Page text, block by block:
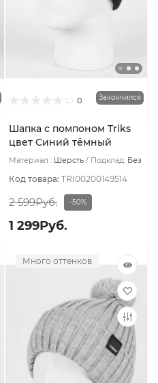
0 Закончился
Шапка с помпоном Triks
цвет Синий тёмный
Материал : Шерсть Подклад: Без
Код товара: TRI00200149514
2 599Руб. -50%
1 299Руб.
Много оттенков